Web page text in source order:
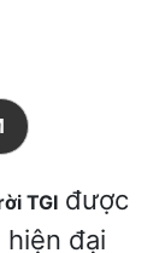
TGI được
đại